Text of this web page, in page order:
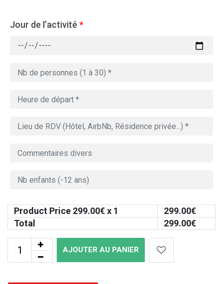
Jour de l’activité *
Product Price 299.00€ x 1 299.00€
Total
299.00€
AJOUTER AU PANIER